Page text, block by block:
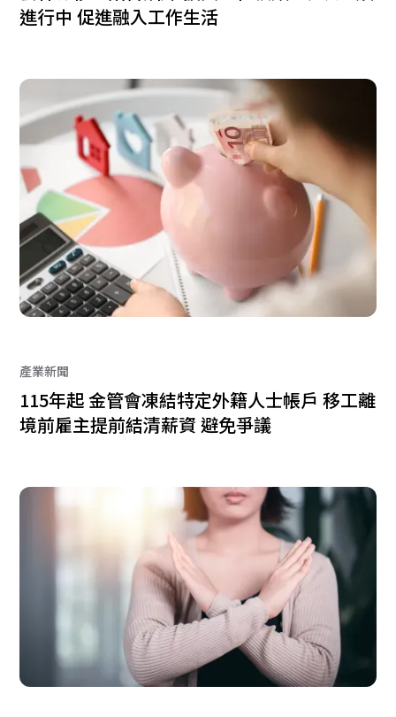
進行中 促進融入工作生活
產業新聞
115年起 金管會凍結特定外籍人士帳戶 移工離
境前雇主提前結清薪資 避免爭議